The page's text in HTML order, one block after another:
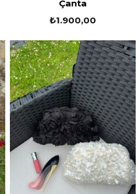
Çanta
₺1.900,00